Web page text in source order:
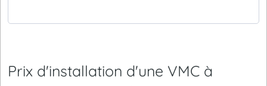
Prix d'installation d'une VMC à